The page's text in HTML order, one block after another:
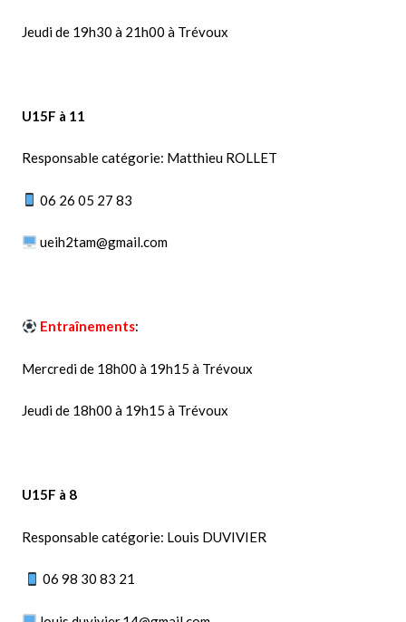
Jeudi de 19h30 à 21h00 à Trévoux
U15F à 11
Responsable catégorie: Matthieu ROLLET
06 26 05 27 83
ueih2tam@gmail.com
Entraînements:
Mercredi de 18h00 à 19h15 à Trévoux
Jeudi de 18h00 à 19h15 à Trévoux
U15F à 8
Responsable catégorie: Louis DUVIVIER
06 98 30 83 21